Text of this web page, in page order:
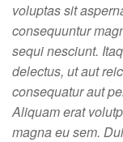
voluptas sit
consequuntur
sequi nesciunt.
delectus, ut aut
consequatur aut
Aliquam erat
magna eu sem.